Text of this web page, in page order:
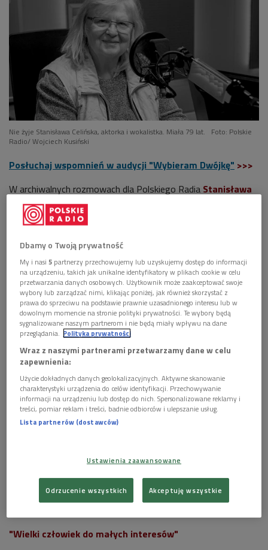
Nie żyje Stanisława Celińska, aktorka i wokalistka. Miała 79 lat.
Foto: Polskie
Radio/ Wojciech Kusiński
Posłuchaj wspomnień w audycji "Wybieram Dwójkę" >>>
W archiwalnych rozmowach dla Polskiego Radia Stanisława
Celińskawspominała, że jej pierwsze spotkanie ze sceną
nastąpiło bardzo wcześnie. Miała zaledwie kilka lat. – To była
zakonna. Grałam wtedy anioła w szopce, natomiast rola
Heroda przypadła chłopcu, który swoim głosikiem bardzo
cienko piszczał. Ja zawsze miałam dosyć niski głos, więc
powiedziałam: "To ma być Herod?". Wtedy siostra
stwierdziła, że ja zagram rolę Heroda – opowiadała z
charakterystycznym uśmiechem.
"Wielki człowiek do małych interesów"
Dbamy o Twoją prywatność
My i nasi5 partnerzy przechowujemy lub uzyskujemy dostęp do informacji
na urządzeniu, takich jak unikalne identyfikatory w plikach cookie w celu
przetwarzania danych osobowych. Użytkownik może zaakceptować swoje
wybory lub zarządzać nimi, klikając poniżej, jak również skorzystać z
prawa do sprzeciwu na podstawie prawnie uzasadnionego interesu lub w
dowolnym momencie na stronie polityki prywatności. Te wybory będą
sygnalizowane naszym partnerom i nie będą miały wpływu na dane
przeglądania. Polityka prywatności
Wraz z naszymi partnerami przetwarzamy dane w celu
zapewnienia:
Użycie dokładnych danych geolokalizacyjnych. Aktywne skanowanie
charakterystyki urządzenia do celów identyfikacji. Przechowywanie
informacji na urządzeniu lub dostęp do nich. Spersonalizowane reklamy i
treści, pomiar reklam i treści, badnie odbiorców i ulepszanie usług.
Lista partnerów (dostawców)
Ustawienia zaawansowane
Odrzucenie wszystkich Akceptuję wszystkie